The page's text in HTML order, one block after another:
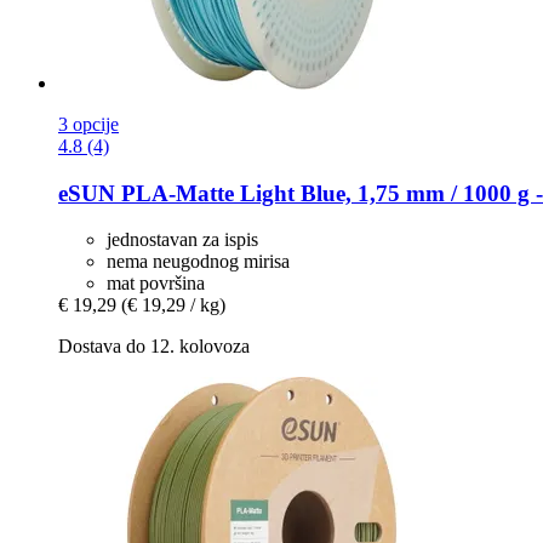
3 opcije
4.8 (4)
eSUN PLA-​Matte Light Blue, 1,75 mm / 1000 g
jednostavan za ispis
nema neugodnog mirisa
mat površina
€ 19,29 (€ 19,29 / kg)
Dostava do 12. kolovoza